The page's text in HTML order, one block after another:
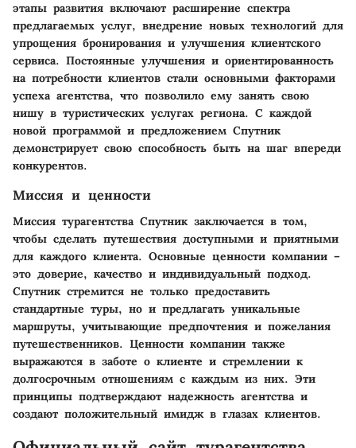
этапы развития включают расширение спектра
предлагаемых услуг, внедрение новых технологий для
упрощения бронирования и улучшения клиентского
сервиса. Постоянные улучшения и ориентированность
на потребности клиентов стали основными факторами
успеха агентства, что позволило ему занять свою
нишу в туристических услугах региона. С каждой
новой программой и предложением Спутник
демонстрирует свою способность быть на шаг впереди
конкурентов.
Миссия и ценности
Миссия турагентства Спутник заключается в том,
чтобы сделать путешествия доступными и приятными
для каждого клиента. Основные ценности компании –
это доверие, качество и индивидуальный подход.
Спутник стремится не только предоставить
стандартные туры, но и предлагать уникальные
маршруты, учитывающие предпочтения и пожелания
путешественников. Ценности компании также
выражаются в заботе о клиенте и стремлении к
долгосрочным отношениям с каждым из них. Эти
принципы подтверждают надежность агентства и
создают положительный имидж в глазах клиентов.